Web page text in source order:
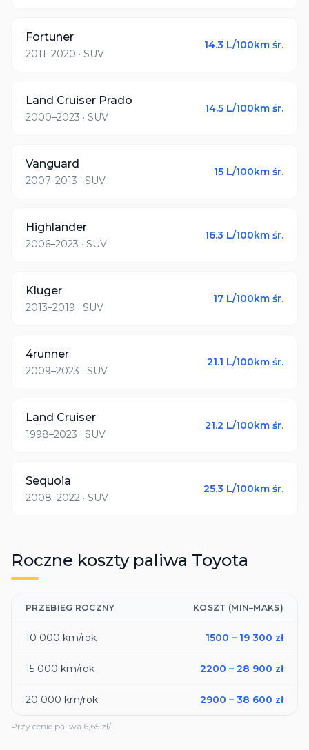
Fortuner
2011–2020 · SUV
14.3 L/100km śr.
Land Cruiser Prado
2000–2023 · SUV
14.5 L/100km śr.
Vanguard
2007–2013 · SUV
15 L/100km śr.
Highlander
2006–2023 · SUV
16.3 L/100km śr.
Kluger
2013–2019 · SUV
17 L/100km śr.
4runner
2009–2023 · SUV
21.1 L/100km śr.
Land Cruiser
1998–2023 · SUV
21.2 L/100km śr.
Sequoia
2008–2022 · SUV
25.3 L/100km śr.
Roczne koszty paliwa Toyota
PRZEBIEG ROCZNY KOSZT (MIN–MAKS)
10 000 km/rok 1500 – 19 300 zł
15 000 km/rok 2200 – 28 900 zł
20 000 km/rok 2900 – 38 600 zł
Przy cenie paliwa 6,65 zł/L